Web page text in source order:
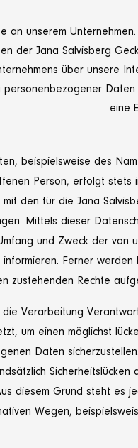
an unserem
der Jana Salvisberg
über unsere
eine
beispielsweise des
Person, erfolgt stets
den für die Jana
Mittels dieser
und Zweck der von
Ferner
zustehenden Rechte
Verarbeitung
um einen möglichst
Daten
Sicherheitslücken
diesem Grund steht es
Wegen,